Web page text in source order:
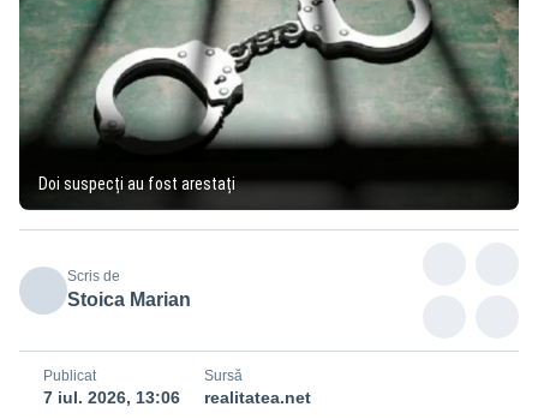
Doi suspecți au fost arestați
Scris de
Stoica Marian
Publicat
7 iul. 2026, 13:06
Sursă
realitatea.net